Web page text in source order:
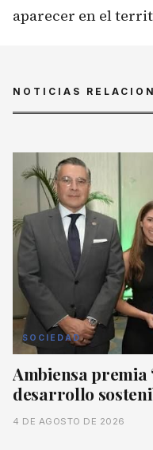
aparecer en el
NOTICIAS
SOCIEDAD
Ambiensa premia
desarrollo
4 DE AGOSTO DE 2026